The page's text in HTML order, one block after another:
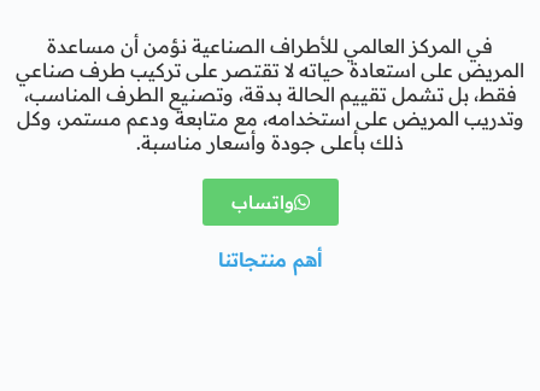
في المركز العالمي للأطراف الصناعية نؤمن أن مساعدة
المريض على استعادة حياته لا تقتصر على تركيب طرف صناعي
فقط، بل تشمل تقييم الحالة بدقة، وتصنيع الطرف المناسب،
وتدريب المريض على استخدامه، مع متابعة ودعم مستمر، وكل
ذلك بأعلى جودة وأسعار مناسبة.
واتساب
أهم منتجاتنا